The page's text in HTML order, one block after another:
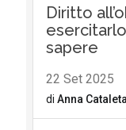
Diritto
sapere
22 Set 2025
di Anna